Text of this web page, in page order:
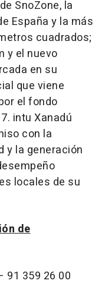
SnoZone, la
España y la más
cuadrados;
y el nuevo
en su
que viene
el fondo
intu Xanadú
con la
y la generación
locales de su
de
91 359 26 00